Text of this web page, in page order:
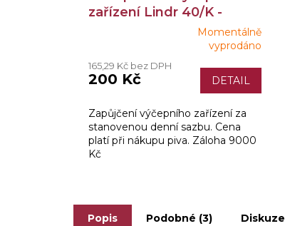
zařízení Lindr 40/K -
produktu
je
z
5
hvězdiček.
Momentálně
vyprodáno
165,29 Kč bez DPH
200 Kč DETAIL
Zapůjčení výčepního zařízení za
stanovenou denní sazbu. Cena
platí při nákupu piva. Záloha 9000
Kč
Popis Podobné (3) Diskuze